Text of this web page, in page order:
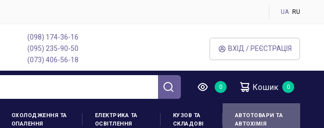
UA RU
(098) 174-36-16
(095) 235-90-50
(073) 406-56-18
ВХІД / РЕЄСТРАЦІЯ
Кошик
ОХОЛОДЖЕННЯ ТА
ОПАЛЕННЯ
ЕЛЕКТРИКА ТА
ОСВІТЛЕННЯ
КУЗОВ ТА
СКЛАДОВІ
АВТОТОВАРИ ТА
АВТОХІМІЯ